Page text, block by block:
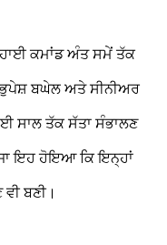
ਹਾਈ ਕਮਾਂਡ ਅੰਤ ਸਮੇਂ ਤੱਕ
ਬਘੇਲ ਅਤੇ ਸੀਨੀਅਰ
ਸਾਲ ਤੱਕ ਸੱਤਾ ਸੰਭਾਲਣ
ਇਹ ਹੋਇਆ ਕਿ ਇਨ੍ਹਾਂ
ਬਣੀ।